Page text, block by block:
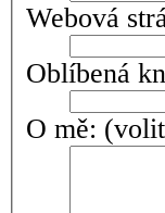
Webová
Oblíbená
O mě: